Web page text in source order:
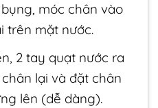
móc chân vào
trên mặt nước.
2 tay quạt nước ra
lại và đặt chân
lên (dễ dàng).